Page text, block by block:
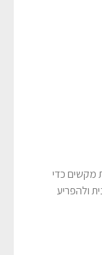
מקשים כדי
ולהפריע